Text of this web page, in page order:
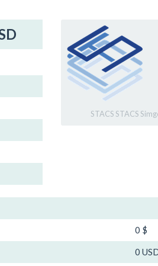
STACS STACS
0 $
0